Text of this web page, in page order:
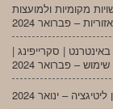
מקומיות ולמועצות
| סקרייפינג |